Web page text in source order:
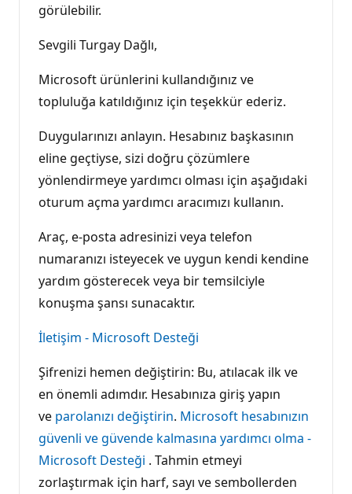
görülebilir.
Sevgili Turgay Dağlı,
Microsoft ürünlerini kullandığınız ve
topluluğa katıldığınız için teşekkür ederiz.
Duygularınızı anlayın. Hesabınız başkasının
eline geçtiyse, sizi doğru çözümlere
yönlendirmeye yardımcı olması için aşağıdaki
oturum açma yardımcı aracımızı kullanın.
Araç, e-posta adresinizi veya telefon
numaranızı isteyecek ve uygun kendi kendine
yardım gösterecek veya bir temsilciyle
konuşma şansı sunacaktır.
İletişim - Microsoft Desteği
Şifrenizi hemen değiştirin: Bu, atılacak ilk ve
en önemli adımdır. Hesabınıza giriş yapın
ve parolanızı değiştirin. Microsoft hesabınızın
güvenli ve güvende kalmasına yardımcı olma -
Microsoft Desteği . Tahmin etmeyi
zorlaştırmak için harf, sayı ve sembollerden